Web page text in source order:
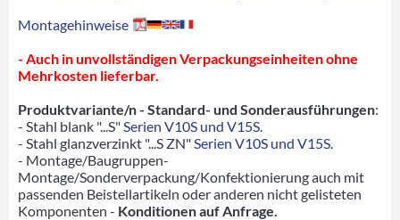
Montagehinweise
- Auch in unvollständigen Verpackungseinheiten ohne
Mehrkosten lieferbar.
Produktvariante/n - Standard- und Sonderausführungen:
- Stahl blank "...S" Serien V10S und V15S
- Stahl glanzverzinkt "...S ZN" Serien V10S und V15S
- Montage/Baugruppen-
Montage/Sonderverpackung/Konfektionierung auch mit
passenden Beistellartikeln oder anderen nicht gelisteten
Komponenten - Konditionen auf Anfrage.